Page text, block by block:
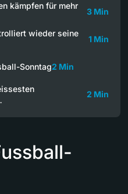
kämpfen für mehr
3 Min
wieder seine
1 Min
Sonntag2 Min
2 Min